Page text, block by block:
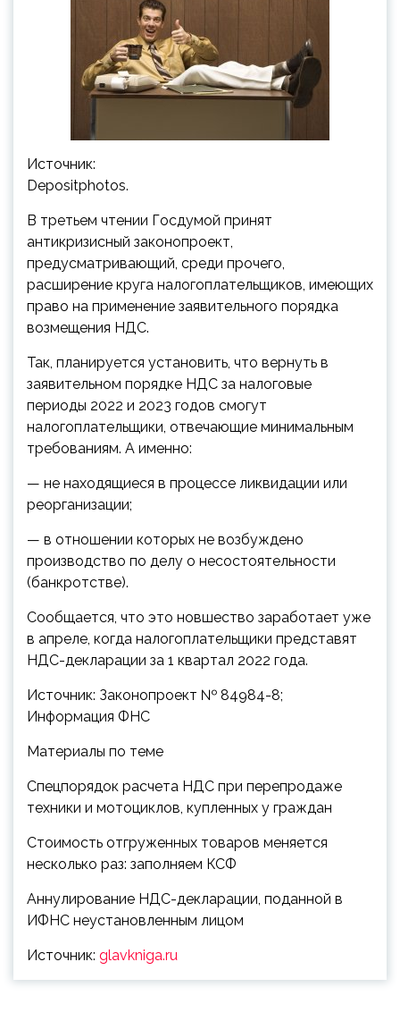
Источник:
Depositphotos.
В третьем чтении Госдумой принят
антикризисный законопроект,
предусматривающий, среди прочего,
расширение круга налогоплательщиков, имеющих
право на применение заявительного порядка
возмещения НДС.
Так, планируется установить, что вернуть в
заявительном порядке НДС за налоговые
периоды 2022 и 2023 годов смогут
налогоплательщики, отвечающие минимальным
требованиям. А именно:
— не находящиеся в процессе ликвидации или
реорганизации;
— в отношении которых не возбуждено
производство по делу о несостоятельности
(банкротстве).
Сообщается, что это новшество заработает уже
в апреле, когда налогоплательщики представят
НДС-декларации за 1 квартал 2022 года.
Источник: Законопроект № 84984-8;
Информация ФНС
Материалы по теме
Спецпорядок расчета НДС при перепродаже
техники и мотоциклов, купленных у граждан
Стоимость отгруженных товаров меняется
несколько раз: заполняем КСФ
Аннулирование НДС-декларации, поданной в
ИФНС неустановленным лицом
Источник: glavkniga.ru